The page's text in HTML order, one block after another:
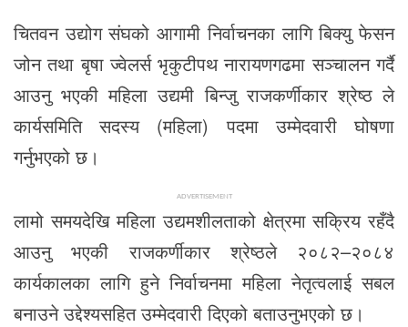
चितवन उद्योग संघको आगामी निर्वाचनका लागि बिक्यु फेसन
जोन तथा बृषा ज्वेलर्स भृकुटीपथ नारायणगढमा सञ्चालन गर्दै
आउनु भएकी महिला उद्यमी बिन्जु राजकर्णीकार श्रेष्ठ ले
कार्यसमिति सदस्य (महिला) पदमा उम्मेदवारी घोषणा
गर्नुभएको छ।
ADVERTISEMENT
लामो समयदेखि महिला उद्यमशीलताको क्षेत्रमा सक्रिय रहँदै
आउनु भएकी राजकर्णीकार श्रेष्ठले २०८२–२०८४
कार्यकालका लागि हुने निर्वाचनमा महिला नेतृत्वलाई सबल
बनाउने उद्देश्यसहित उम्मेदवारी दिएको बताउनुभएको छ।